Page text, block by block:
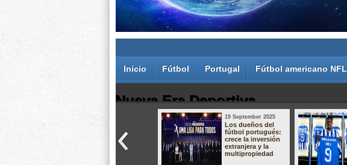
Inicio Fútbol Portugal Fútbol americano NFL
Nueva Era Deportiva
Juan Carlos Rodríguez dos Santos
19 September 2025
Los dueños del
fútbol portugués:
crece la inversión
extranjera y la
multipropiedad